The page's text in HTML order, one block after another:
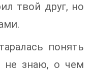
твой друг, но
понять
не знаю, о чем